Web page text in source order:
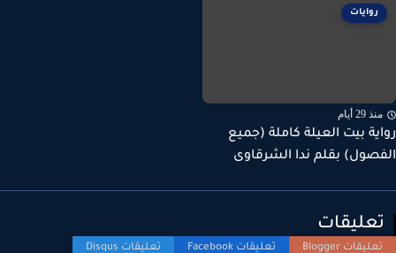
روايات
29 أيام
بيت العيلة كاملة (جميع
بقلم ندا الشرقاوى